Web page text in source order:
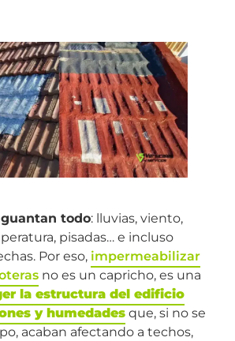
todo: lluvias, viento,
pisadas… e incluso
Por eso, impermeabilizar
no es un capricho, es una
la estructura del edificio
y humedades que, si no se
acaban afectando a techos,